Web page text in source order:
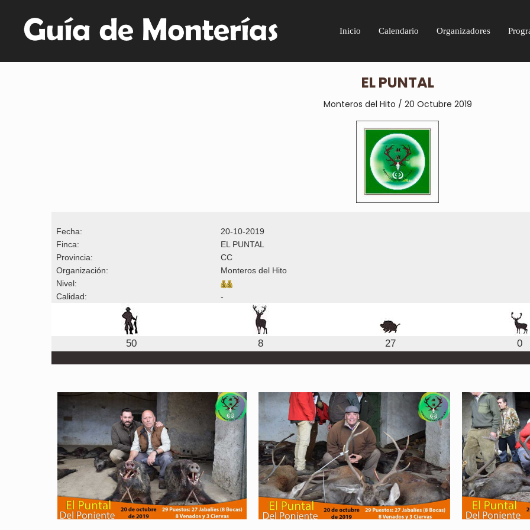
Inicio Calendario Organizadores
EL PUNTAL
Monteros del Hito / 20 Octubre 2019
Fecha:
20-10-2019
Finca:
EL PUNTAL
Provincia:
CC
Organización:
Monteros del Hito
Nivel:
Calidad:
-
50 8 27 0